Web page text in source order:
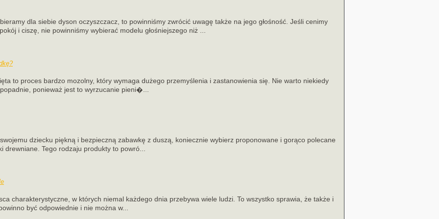
dla siebie dyson oczyszczacz, to powinniśmy zwrócić uwagę także na jego głośność. Jeśli cenimy
i ciszę, nie powinniśmy wybierać modelu głośniejszego niż ...
to proces bardzo mozolny, który wymaga dużego przemyślenia i zastanowienia się. Nie warto niekiedy
ponieważ jest to wyrzucanie pieni�...
dziecku piękną i bezpieczną zabawkę z duszą, koniecznie wybierz proponowane i gorąco polecane
drewniane. Tego rodzaju produkty to powró...
charakterystyczne, w których niemal każdego dnia przebywa wiele ludzi. To wszystko sprawia, że także i
być odpowiednie i nie można w...